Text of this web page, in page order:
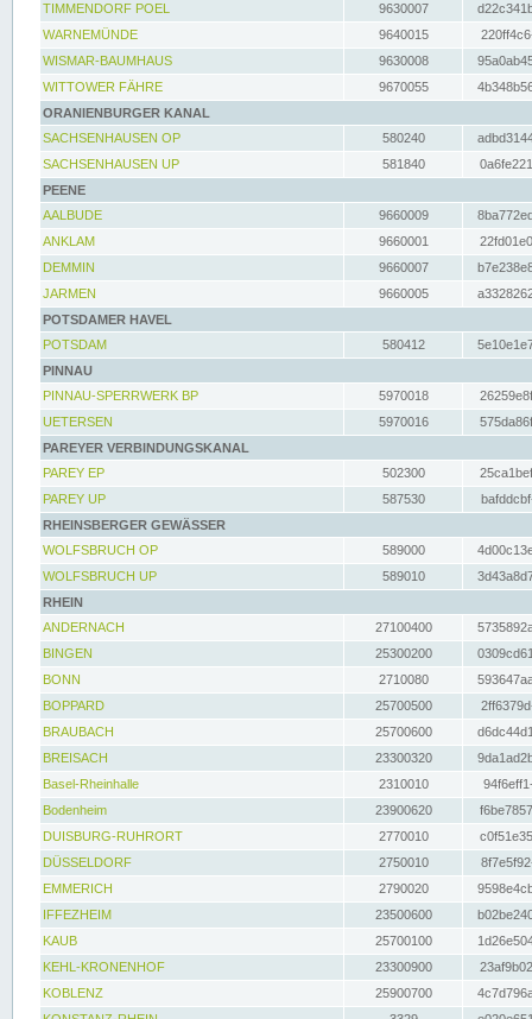
TIMMENDORF POEL
9630007
WARNEMÜNDE
9640015
WISMAR-BAUMHAUS
9630008
WITTOWER FÄHRE
9670055
ORANIENBURGER KANAL
SACHSENHAUSEN OP
580240
SACHSENHAUSEN UP
581840
PEENE
AALBUDE
9660009
ANKLAM
9660001
DEMMIN
9660007
JARMEN
9660005
POTSDAMER HAVEL
POTSDAM
580412
PINNAU
PINNAU-SPERRWERK BP
5970018
UETERSEN
5970016
PAREYER VERBINDUNGSKANAL
PAREY EP
502300
PAREY UP
587530
RHEINSBERGER GEWÄSSER
WOLFSBRUCH OP
589000
WOLFSBRUCH UP
589010
RHEIN
ANDERNACH
27100400
BINGEN
25300200
BONN
2710080
BOPPARD
25700500
BRAUBACH
25700600
BREISACH
23300320
Basel-Rheinhalle
2310010
Bodenheim
23900620
DUISBURG-RUHRORT
2770010
DÜSSELDORF
2750010
EMMERICH
2790020
IFFEZHEIM
23500600
KAUB
25700100
KEHL-KRONENHOF
23300900
KOBLENZ
25900700